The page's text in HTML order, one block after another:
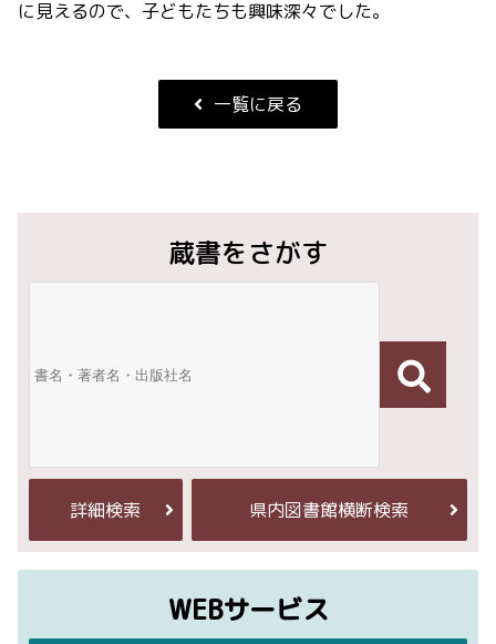
に見えるので、子どもたちも興味深々でした。
一覧に戻る
蔵書をさがす
詳細検索 県内図書館横断検索
WEBサービス